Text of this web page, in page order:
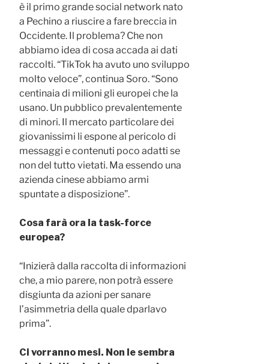
è il primo grande social network nato
a Pechino a riuscire a fare breccia in
Occidente. Il problema? Che non
abbiamo idea di cosa accada ai dati
raccolti. “TikTok ha avuto uno sviluppo
molto veloce”, continua Soro. “Sono
centinaia di milioni gli europei che la
usano. Un pubblico prevalentemente
di minori. Il mercato particolare dei
giovanissimi li espone al pericolo di
messaggi e contenuti poco adatti se
non del tutto vietati. Ma essendo una
azienda cinese abbiamo armi
spuntate a disposizione”.
Cosa farà ora la task-force
europea?
“Inizierà dalla raccolta di informazioni
che, a mio parere, non potrà essere
disgiunta da azioni per sanare
l’asimmetria della quale dparlavo
prima”.
Ci vorranno mesi. Non le sembra